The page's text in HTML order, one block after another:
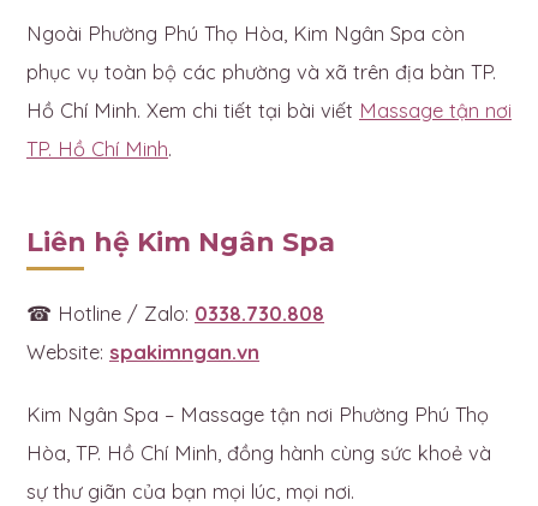
Ngoài Phường Phú Thọ Hòa, Kim Ngân Spa còn
phục vụ toàn bộ các phường và xã trên địa bàn TP.
Hồ Chí Minh. Xem chi tiết tại bài viết Massage tận nơi
TP. Hồ Chí Minh.
Liên hệ Kim Ngân Spa
☎ Hotline / Zalo: 0338.730.808
Website: spakimngan.vn
Kim Ngân Spa – Massage tận nơi Phường Phú Thọ
Hòa, TP. Hồ Chí Minh, đồng hành cùng sức khoẻ và
sự thư giãn của bạn mọi lúc, mọi nơi.